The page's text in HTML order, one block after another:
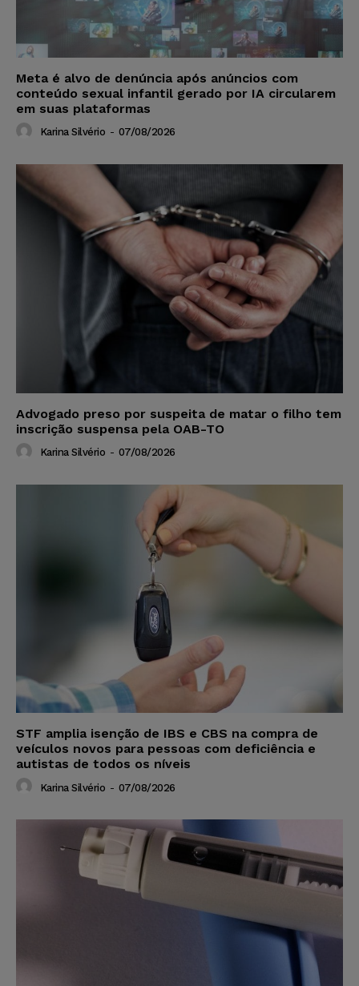
Meta é alvo de denúncia após anúncios com
conteúdo sexual infantil gerado por IA circularem
em suas plataformas
Karina Silvério - 07/08/2026
Advogado preso por suspeita de matar o filho tem
inscrição suspensa pela OAB-TO
Karina Silvério - 07/08/2026
STF amplia isenção de IBS e CBS na compra de
veículos novos para pessoas com deficiência e
autistas de todos os níveis
Karina Silvério - 07/08/2026